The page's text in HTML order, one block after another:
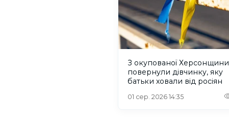
З окупованої Херсонщини
повернули дівчинку, яку
батьки ховали від росіян
01 сер. 2026 14:35